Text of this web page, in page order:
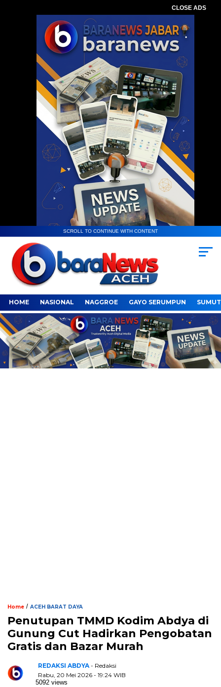
CLOSE ADS
SCROLL TO CONTINUE WITH CONTENT
HOME NASIONAL NAGGROE GAYO SERUMPUN SUMUT
Home / ACEH BARAT DAYA
Penutupan TMMD Kodim Abdya di
Gunung Cut Hadirkan Pengobatan
Gratis dan Bazar Murah
REDAKSI ABDYA - Redaksi
Rabu, 20 Mei 2026 - 19:24 WIB
5092 views